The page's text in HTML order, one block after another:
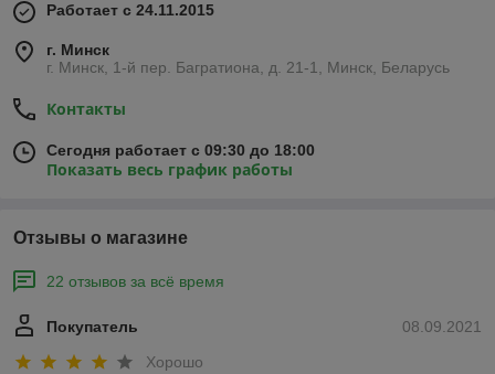
Работает с 24.11.2015
г. Минск
г. Минск, 1-й пер. Багратиона, д. 21-1, Минск, Беларусь
Контакты
Сегодня работает с 09:30 до 18:00
Показать весь график работы
Отзывы о магазине
22 отзывов за всё время
08.09.2021
Покупатель
Хорошо